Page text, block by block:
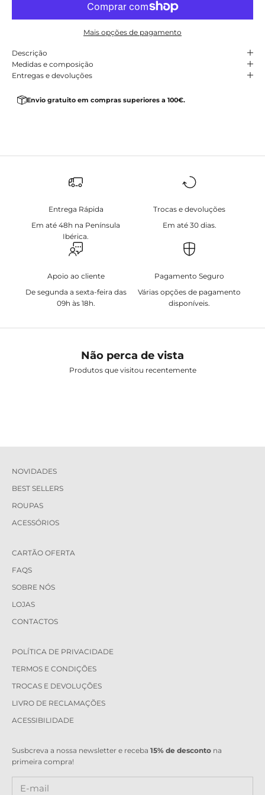
Mais opções de pagamento
Descrição
Medidas e composição
Entregas e devoluções
Envio gratuito em compras superiores a 100€.
Entrega Rápida
Em até 48h na Península
Ibérica.
Trocas e devoluções
Em até 30 dias.
Apoio ao cliente
De segunda a sexta-feira das
09h às 18h.
Pagamento Seguro
Várias opções de pagamento
disponíveis.
Não perca de vista
Produtos que visitou recentemente
NOVIDADES
BEST SELLERS
ROUPAS
ACESSÓRIOS
CARTÃO OFERTA
FAQS
SOBRE NÓS
LOJAS
CONTACTOS
POLÍTICA DE PRIVACIDADE
TERMOS E CONDIÇÕES
TROCAS E DEVOLUÇÕES
LIVRO DE RECLAMAÇÕES
ACESSIBILIDADE
Susbcreva a nossa newsletter e receba 15% de desconto na
primeira compra!